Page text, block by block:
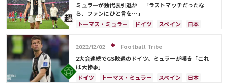
ミュラーが独代表引退か 「ラストマッチだったな
ら、ファンにひと言を…」
トーマス・ミュラー
ドイツ スペイン
日本
2022/12/02
Football Tribe
2大会連続でGS敗退のドイツ、ミュラーが嘆き「これ
は大惨事」
ドイツ
トーマス・ミュラー スペイン
日本